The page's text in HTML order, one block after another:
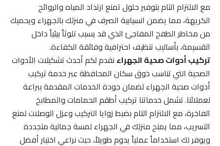
مع الالتزام التام بتوفير حلول تمنع ارتداد المياه والروائح
الكريهة، مما يضمن انسيابية الصرف في منزلك بالجهراء ويحميك
من مخاطر الطفح المفاجئ الذي قد يسبب تلوثاً بيئياً داخل
القسيمة، بأساليب تنظيف احترافية وفائقة الكفاءة.
تركيب أدوات صحية الجهراءنقدم لكم أحدث تشكيلات الأدوات
الصحية التي تناسب ذوق سكان المحافظة عبر خدمة تركيب
أدوات صحية الجهراء لضمان جودة الخدمات المقدمة ببراعة
لعملائنا. تشمل خدماتنا تركيب أطقم الحمامات والمطابخ
الفاخرة، مع الالتزام التام بضبط زوايا التركيب وعزل الوصلات لمنع
التسريب، مما يمنح منزلك في الجهراء لمسة جمالية متجددة
ويوفر لك استخداماً عملياً يدوم طويلاً، حيث نراعي اختيار أفضل